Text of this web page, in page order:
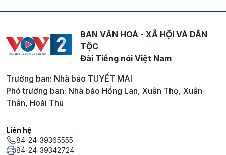
BAN VĂN HOÁ - XÃ HỘI VÀ DÂN
TỘC
Đài Tiếng nói Việt Nam
Trưởng ban: Nhà báo TUYẾT MAI
Phó trưởng ban: Nhà báo Hồng Lan, Xuân Thọ, Xuân
Thân, Hoài Thu
Liên hệ
84-24-39365555
84-24-39342724